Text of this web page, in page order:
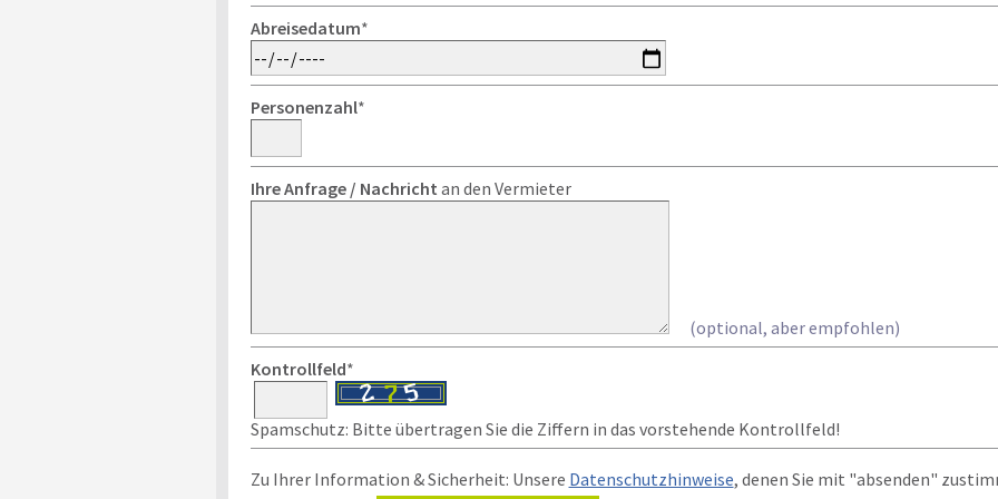
Abreisedatum*
Personenzahl*
Ihre Anfrage / Nachricht an den Vermieter
(optional, aber empfohlen)
Kontrollfeld*
Spamschutz: Bitte übertragen Sie die Ziffern in das vorstehende Kontrollfeld!
Zu Ihrer Information & Sicherheit: Unsere Datenschutzhinweise, denen Sie mit "absenden"